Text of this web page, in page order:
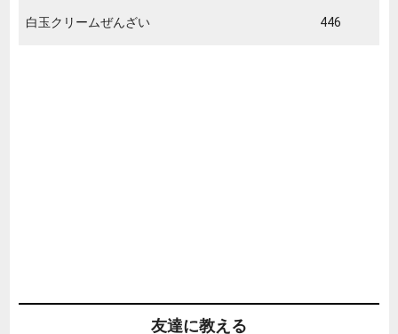
白玉クリームぜんざい 446
友達に教える